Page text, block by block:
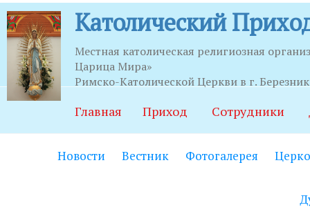
Католический
Местная католическая религиозная
Царица Мира»
Римско-Католической Церкви в г.
Главная Приход Сотрудники
Новости Вестник Фотогалерея
Часы приема
Храм:Главный вход на
Часовня Св.Серафима Саровского: